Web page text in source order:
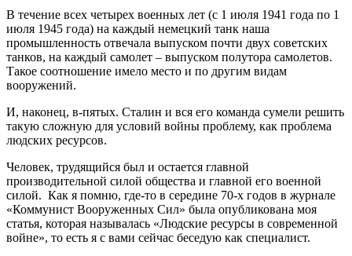
В течение всех четырех военных лет (с 1 июля 1941 года по 1
июля 1945 года) на каждый немецкий танк наша
промышленность отвечала выпуском почти двух советских
танков, на каждый самолет – выпуском полутора самолетов.
Такое соотношение имело место и по другим видам
вооружений.
И, наконец, в-пятых. Сталин и вся его команда сумели решить
такую сложную для условий войны проблему, как проблема
людских ресурсов.
Человек, трудящийся был и остается главной
производительной силой общества и главной его военной
силой. Как я помню, где-то в середине 70-х годов в журнале
«Коммунист Вооруженных Сил» была опубликована моя
статья, которая называлась «Людские ресурсы в современной
войне», то есть я с вами сейчас беседую как специалист.